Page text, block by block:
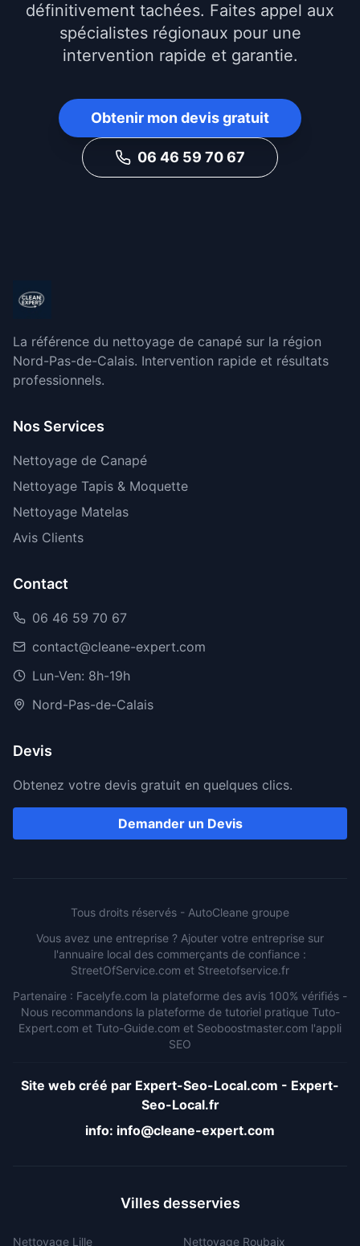
définitivement tachées. Faites appel aux
spécialistes régionaux pour une
intervention rapide et garantie.
Obtenir mon devis gratuit
06 46 59 70 67
La référence du nettoyage de canapé sur la région
Nord-Pas-de-Calais. Intervention rapide et résultats
professionnels.
Nos Services
Nettoyage de Canapé
Nettoyage Tapis & Moquette
Nettoyage Matelas
Avis Clients
Contact
06 46 59 70 67
contact@cleane-expert.com
Lun-Ven: 8h-19h
Nord-Pas-de-Calais
Devis
Obtenez votre devis gratuit en quelques clics.
Demander un Devis
Tous droits réservés - AutoCleane groupe
Vous avez une entreprise ? Ajouter votre entreprise sur
l'annuaire local des commerçants de confiance :
StreetOfService.com et Streetofservice.fr
Partenaire : Facelyfe.com la plateforme des avis 100% vérifiés -
Nous recommandons la plateforme de tutoriel pratique Tuto-
Expert.com et Tuto-Guide.com et Seoboostmaster.com l'appli
SEO
Site web créé par Expert-Seo-Local.com - Expert-
Seo-Local.fr
info: info@cleane-expert.com
Villes desservies
Nettoyage Lille Nettoyage Roubaix